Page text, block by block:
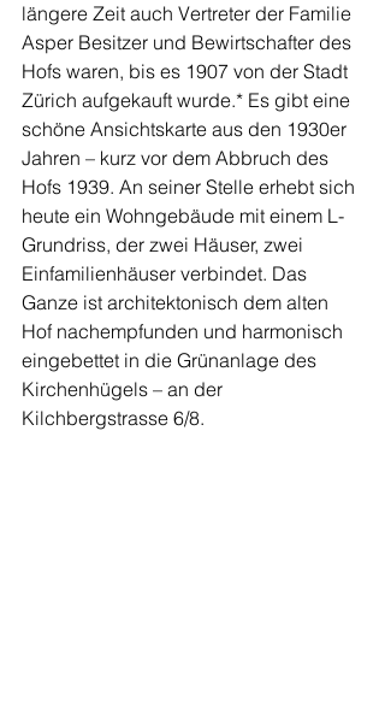
längere Zeit auch Vertreter der Familie
Asper Besitzer und Bewirtschafter des
Hofs waren, bis es 1907 von der Stadt
Zürich aufgekauft wurde.* Es gibt eine
schöne Ansichtskarte aus den 1930er
Jahren – kurz vor dem Abbruch des
Hofs 1939. An seiner Stelle erhebt sich
heute ein Wohngebäude mit einem L-
Grundriss, der zwei Häuser, zwei
Einfamilienhäuser verbindet. Das
Ganze ist architektonisch dem alten
Hof nachempfunden und harmonisch
eingebettet in die Grünanlage des
Kirchenhügels – an der
Kilchbergstrasse 6/8.